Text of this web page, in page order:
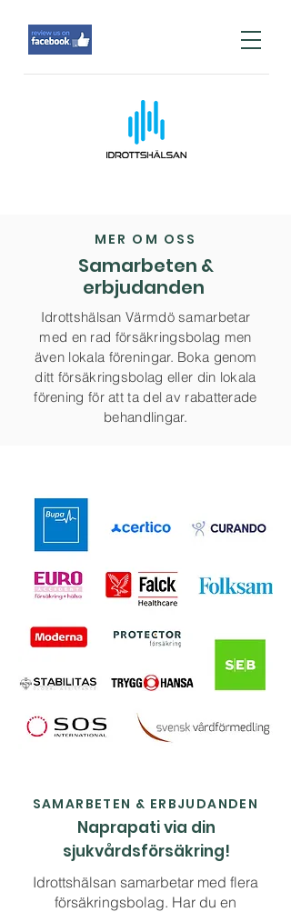
MER OM OSS
Samarbeten &
erbjudanden
Idrottshälsan Värmdö samarbetar
med en rad försäkringsbolag men
även lokala föreningar. Boka genom
ditt försäkringsbolag eller din lokala
förening för att ta del av rabatterade
behandlingar.
SAMARBETEN & ERBJUDANDEN
Naprapati via din
sjukvårdsförsäkring!
Idrottshälsan samarbetar med flera
försäkringsbolag. Har du en